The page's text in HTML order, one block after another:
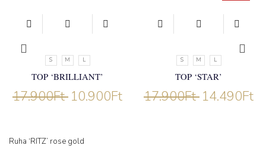
S M L
TOP ‘BRILLIANT’
17.900Ft 10.900Ft
S M L
TOP ‘STAR’
17.900Ft 14.490Ft
Ruha ‘RITZ’ rose gold